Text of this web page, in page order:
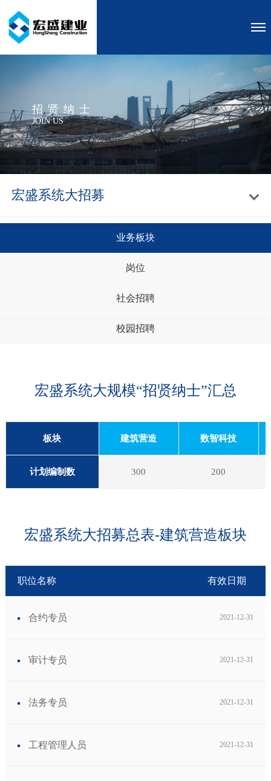
招贤纳士
JOIN US
宏盛系统大招募
业务板块
岗位
社会招聘
校园招聘
宏盛系统大规模“招贤纳士”汇总
板块 建筑营造 数智科技
计划编制数 300 200
宏盛系统大招募总表-建筑营造板块
有效日期
职位名称
2021-12-31
合约专员
2021-12-31
审计专员
2021-12-31
法务专员
2021-12-31
工程管理人员